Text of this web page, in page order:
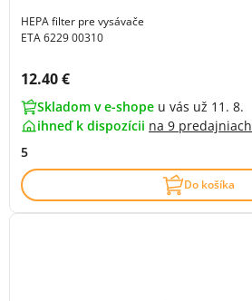
HEPA filter pre vysávače
ETA 6229 00310
Cena s DPH:
12.40 €
Skladom v e-shope u vás už 11. 8.
ihneď k dispozícii na 9 predajniach
5
Do košíka